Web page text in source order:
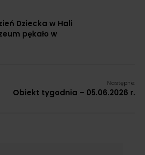
Dziecka w Hali
pękało w
Następne:
Obiekt tygodnia – 05.06.2026 r.